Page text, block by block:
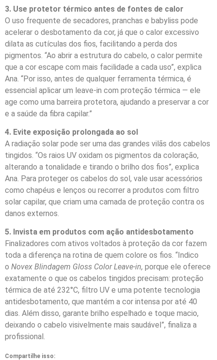
3. Use protetor térmico antes de fontes de calor
O uso frequente de secadores, pranchas e babyliss pode
acelerar o desbotamento da cor, já que o calor excessivo
dilata as cutículas dos fios, facilitando a perda dos
pigmentos. “Ao abrir a estrutura do cabelo, o calor permite
que a cor escape com mais facilidade a cada uso”, explica
Ana. “Por isso, antes de qualquer ferramenta térmica, é
essencial aplicar um leave-in com proteção térmica — ele
age como uma barreira protetora, ajudando a preservar a cor
e a saúde da fibra capilar.”
4. Evite exposição prolongada ao sol
A radiação solar pode ser uma das grandes vilãs dos cabelos
tingidos. “Os raios UV oxidam os pigmentos da coloração,
alterando a tonalidade e tirando o brilho dos fios”, explica
Ana. Para proteger os cabelos do sol, vale usar acessórios
como chapéus e lenços ou recorrer a produtos com filtro
solar capilar, que criam uma camada de proteção contra os
danos externos.
5. Invista em produtos com ação antidesbotamento
Finalizadores com ativos voltados à proteção da cor fazem
toda a diferença na rotina de quem colore os fios. “Indico
o Novex Blindagem Gloss Color Leave-in, porque ele oferece
exatamente o que os cabelos tingidos precisam: proteção
térmica de até 232°C, filtro UV e uma potente tecnologia
antidesbotamento, que mantém a cor intensa por até 40
dias. Além disso, garante brilho espelhado e toque macio,
deixando o cabelo visivelmente mais saudável”, finaliza a
profissional.
Compartilhe isso: